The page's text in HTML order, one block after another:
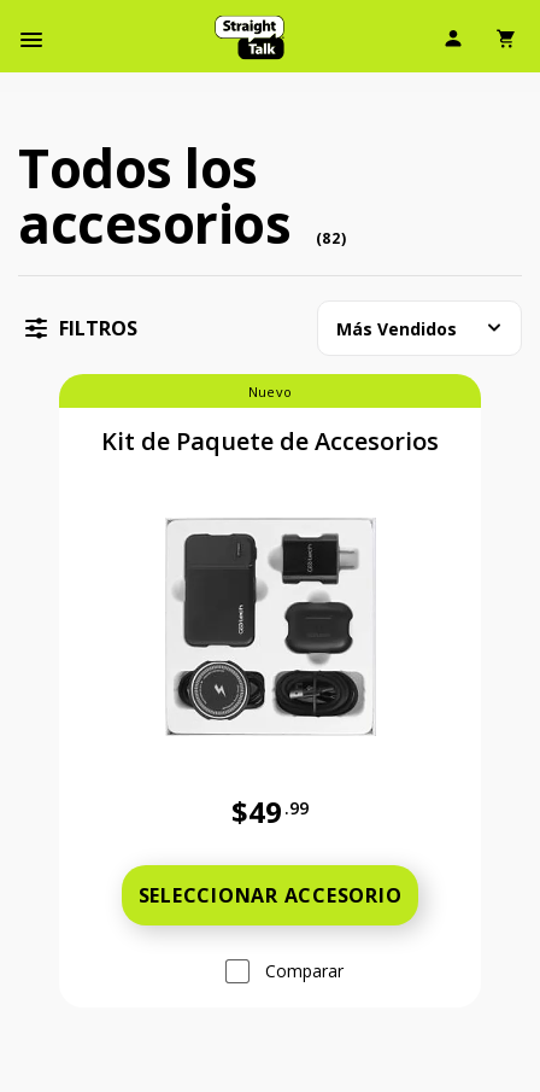
Menú de barra de navegación
Ícono
Todos los accesorios (82 accessory )
Todos los
accesorios (82)
FILTROS Más Vendidos
Nuevo
Kit de Paquete de Accesorios
$49 .99
SELECCIONAR ACCESORIO
Comparar